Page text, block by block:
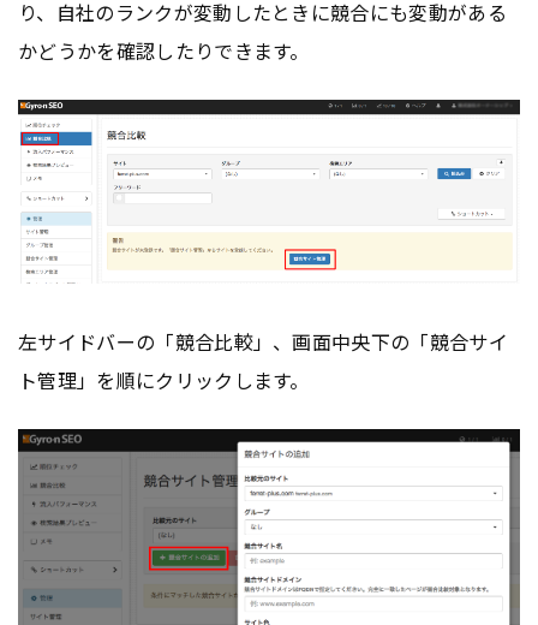
り、自社のランクが変動したときに競合にも変動がある
かどうかを確認したりできます。
左サイドバーの「競合比較」、画面中央下の「競合サイ
ト管理」を順にクリックします。